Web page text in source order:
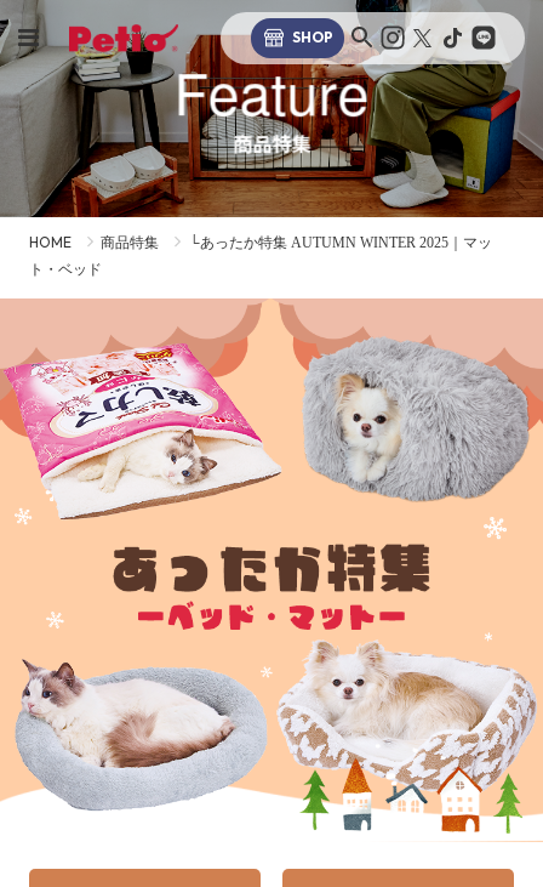
SHOP
Feature
商品特集
HOME 商品特集
└あったか特集 AUTUMN WINTER 2025｜マッ
ト・ベッド